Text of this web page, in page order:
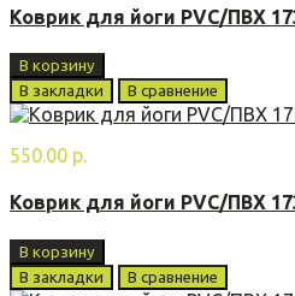
Коврик для йоги PVC/ПВХ
В корзину
В закладки
В сравнение
550.00 р.
Коврик для йоги PVC/ПВХ
В корзину
В закладки
В сравнение